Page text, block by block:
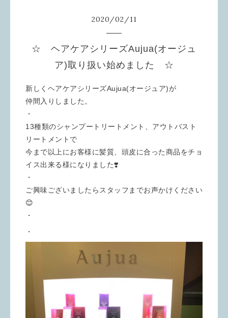
2020/02/11
☆ ヘアケアシリーズAujua(オージュ
ア)取り扱い始めました ☆
新しくヘアケアシリーズAujua(オージュア)が
仲間入りしました。
・
13種類のシャンプートリートメント、アウトバスト
リートメントで
今まで以上にお客様に髪質、頭皮に合った商品をチョ
イス出来る様になりました❣️
・
ご興味ございましたらスタッフまでお声かけください
😊
・
・